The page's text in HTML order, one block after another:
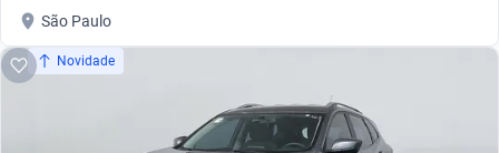
São Paulo
Novidade